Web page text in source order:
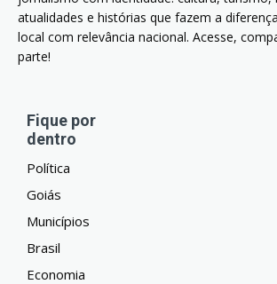
atualidades e histórias que fazem a
local com relevância nacional. Acesse,
parte!
Fique por
dentro
Política
Goiás
Municípios
Brasil
Economia